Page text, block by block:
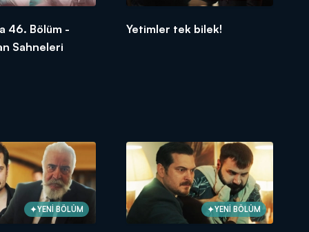
46. Bölüm -
Sahneleri
Yetimler tek bilek!
YENİ BÖLÜM YENİ BÖLÜM